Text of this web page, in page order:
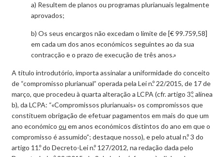
a) Resultem de planos ou programas plurianuais legalmente
aprovados;
b) Os seus encargos não excedam o limite de [€ 99.759,58]
em cada um dos anos económicos seguintes ao da sua
contracção e o prazo de execução de três anos.»
A título introdutório, importa assinalar a uniformidade do conceito
de “compromisso plurianual” operada pela Lei n.º 22/2015, de 17 de
março, que procedeu à quarta alteração a LCPA (cfr. artigo 3.º, alínea
b), da LCPA: “«Compromissos plurianuais» os compromissos que
constituem obrigação de efetuar pagamentos em mais do que um
ano económico ou em anos económicos distintos do ano em que o
compromisso é assumido”; destaque nosso), e pelo atual n.º 3 do
artigo 11.º do Decreto-Lei n.º 127/2012, na redação dada pelo